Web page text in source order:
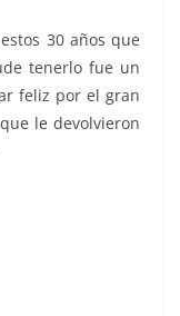
30 años que
tenerlo fue un
feliz por el gran
le devolvieron